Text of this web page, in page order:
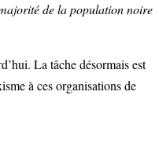
de la population noire
La tâche désormais est
à ces organisations de